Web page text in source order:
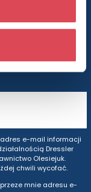
nowości
odbiorczej.
e-mail informacji
Dressler
Olesiejuk.
chwili wycofać.
mnie adresu e-